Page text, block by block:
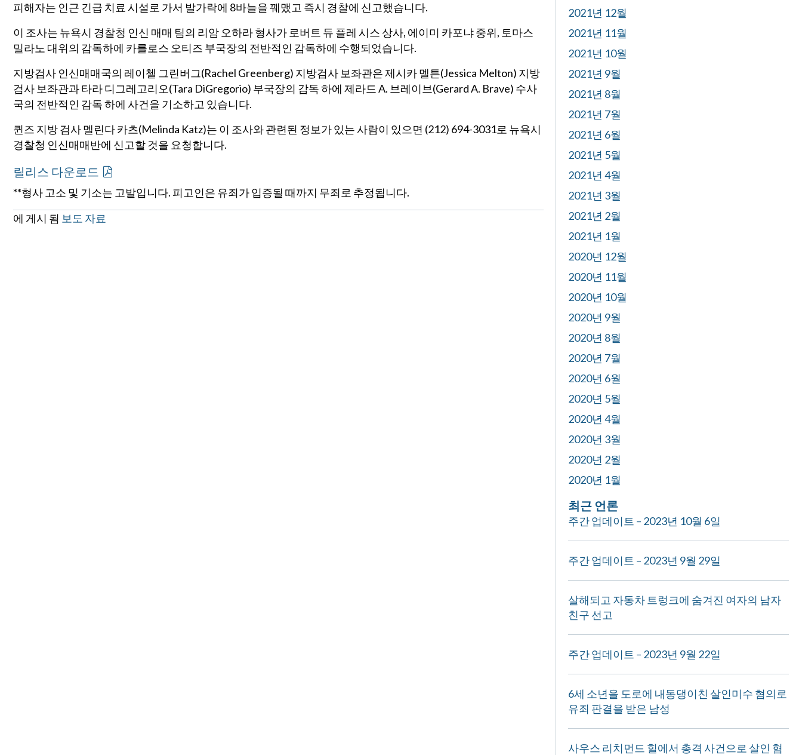
피해자는 인근 긴급 치료 시설로 가서 발가락에 8바늘을 꿰맸고 즉시 경찰에 신고했습니다.
이 조사는 뉴욕시 경찰청 인신 매매 팀의 리암 오하라 형사가 로버트 듀 플레 시스 상사, 에이미 카포냐 중위, 토마스
밀라노 대위의 감독하에 카를로스 오티즈 부국장의 전반적인 감독하에 수행되었습니다.
지방검사 인신매매국의 레이첼 그린버그(Rachel Greenberg) 지방검사 보좌관은 제시카 멜튼(Jessica Melton) 지방
검사 보좌관과 타라 디그레고리오(Tara DiGregorio) 부국장의 감독 하에 제라드 A. 브레이브(Gerard A. Brave) 수사
국의 전반적인 감독 하에 사건을 기소하고 있습니다.
퀸즈 지방 검사 멜린다 카츠(Melinda Katz)는 이 조사와 관련된 정보가 있는 사람이 있으면 (212) 694-3031로 뉴욕시
경찰청 인신매매반에 신고할 것을 요청합니다.
릴리스 다운로드
**형사 고소 및 기소는 고발입니다. 피고인은 유죄가 입증될 때까지 무죄로 추정됩니다.
에 게시 됨 보도 자료
2021년 12월
2021년 11월
2021년 10월
2021년 9월
2021년 8월
2021년 7월
2021년 6월
2021년 5월
2021년 4월
2021년 3월
2021년 2월
2021년 1월
2020년 12월
2020년 11월
2020년 10월
2020년 9월
2020년 8월
2020년 7월
2020년 6월
2020년 5월
2020년 4월
2020년 3월
2020년 2월
2020년 1월
최근 언론
주간 업데이트 – 2023년 10월 6일
주간 업데이트 – 2023년 9월 29일
살해되고 자동차 트렁크에 숨겨진 여자의 남자
친구 선고
주간 업데이트 – 2023년 9월 22일
6세 소년을 도로에 내동댕이친 살인미수 혐의로
유죄 판결을 받은 남성
사우스 리치먼드 힐에서 총격 사건으로 살인 혐